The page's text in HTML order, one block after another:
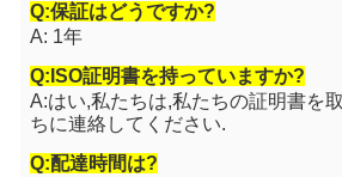
Q:保証はどうですか?
A: 1年
Q:ISO証明書を持っていますか?
A:はい,私たちは,私たちの証明書を
ちに連絡してください.
Q:配達時間は?